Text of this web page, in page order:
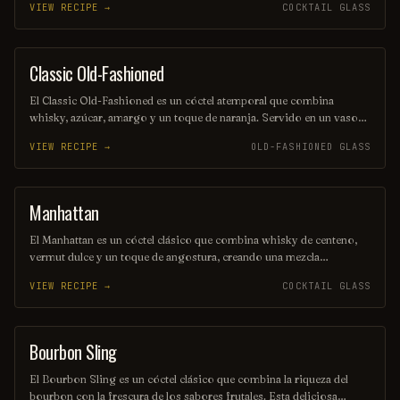
experiencia placentera que invita a la conversación y el relax.
Perfecto para los amantes de los sabores intensos y dulces.
VIEW RECIPE → COCKTAIL GLASS
ORDINARY DRINK
Classic Old-Fashioned
El Classic Old-Fashioned es un cóctel atemporal que combina
whisky, azúcar, amargo y un toque de naranja. Servido en un vaso
ofreciendo un sabor robusto y equilibrado. Ideal para los amantes
de los cócteles clásicos, evoca la elegancia de épocas pasadas.
VIEW RECIPE → OLD-FASHIONED GLASS
COCKTAIL
Manhattan
El Manhattan es un cóctel clásico que combina whisky de centeno,
vermut dulce y un toque de angostura, creando una mezcla
típicamente con una cereza marrasquino, lo que le añade un toque de
elegancia. Su sabor robusto y aromático lo convierte en una
elección popular entre los amantes de los cócteles.
VIEW RECIPE → COCKTAIL GLASS
ORDINARY DRINK
Bourbon Sling
El Bourbon Sling es un cóctel clásico que combina la riqueza del
bourbon con la frescura de los sabores frutales. Esta deliciosa